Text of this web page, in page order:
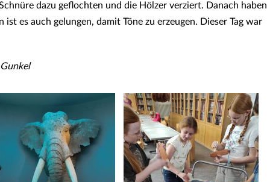
dazu geflochten und die Hölzer verziert. Danach haben
es auch gelungen, damit Töne zu erzeugen. Dieser Tag war